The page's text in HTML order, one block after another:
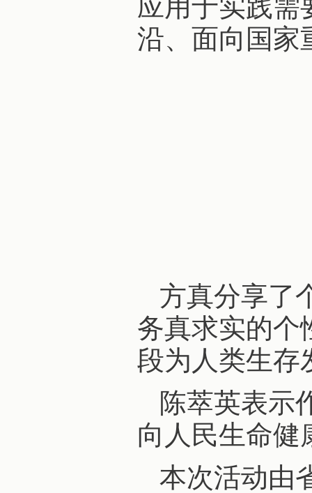
应用于实践需
沿、面向国家
方真分享了
务真求实的个
段为人类生存
陈萃英表示
向人民生命健
本次活动由